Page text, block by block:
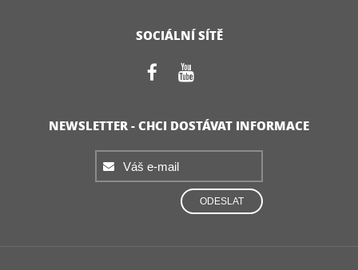
SOCIÁLNÍ SÍTĚ
NEWSLETTER - CHCI DOSTÁVAT INFORMACE
ODESLAT